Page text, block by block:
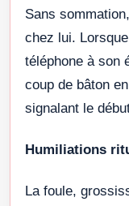
Sans
chez lui.
téléphone à son
coup de bâton
signalant le
Humiliations
La foule,